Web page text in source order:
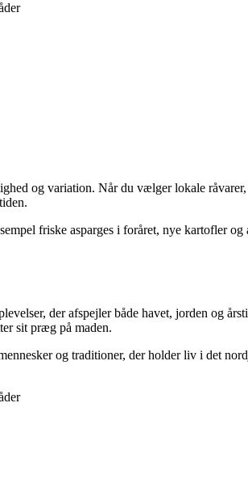
og variation. Når du vælger lokale
friske asparges i foråret, nye kartofler
der afspejler både havet, jorden og
sit præg på maden.
og traditioner, der holder liv i det